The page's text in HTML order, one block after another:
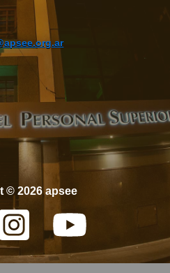
© 2026 apsee